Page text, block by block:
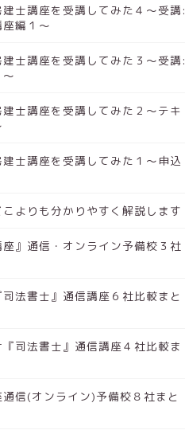
建士講座を受講してみた４～受講:
編１～
建士講座を受講してみた３～受講:
士講座を受講してみた２～テキ
士講座を受講してみた１～申込
よりも分かりやすく解説します
座』通信・オンライン予備校３社
法書士』通信講座６社比較まと
司法書士』通信講座４社比較ま
信(オンライン)予備校８社まと